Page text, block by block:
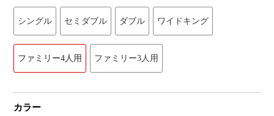
シングル セミダブル ダブル ワイドキング
ファミリー4人用 ファミリー3人用
カラー